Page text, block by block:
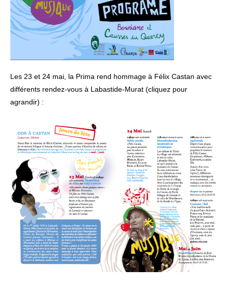
Les 23 et 24 mai, la Prima rend hommage à Félix Castan avec
différents rendez-vous à Labastide-Murat (cliquez pour
agrandir) :